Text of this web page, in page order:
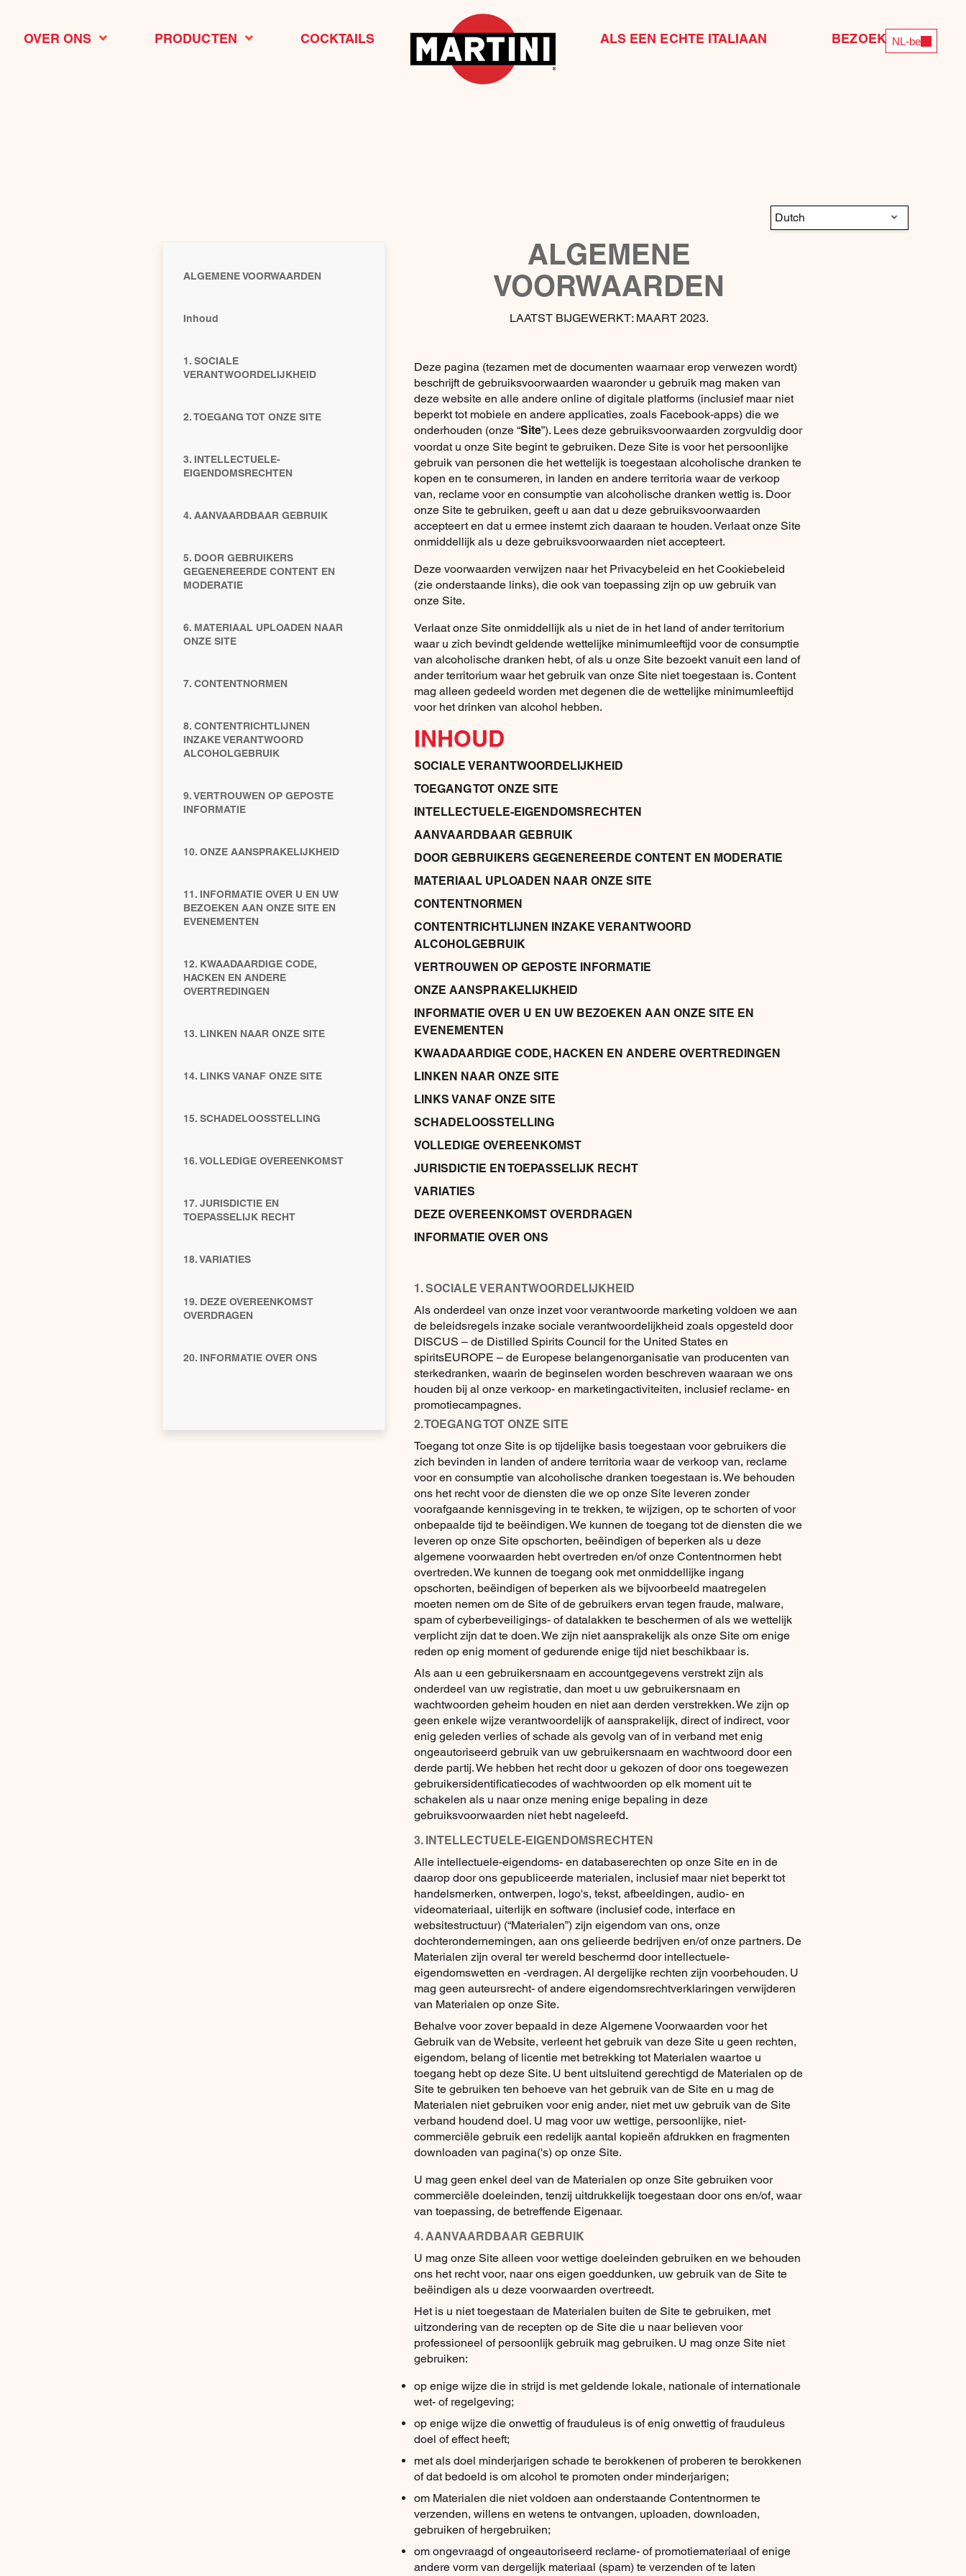
OVER ONS PRODUCTEN COCKTAILS ALS EEN ECHTE ITALIAAN BEZOEK ONS
NL-be
Dutch
ALGEMENE VOORWAARDEN
Inhoud
1. SOCIALE
VERANTWOORDELIJKHEID
2. TOEGANG TOT ONZE SITE
3. INTELLECTUELE-
EIGENDOMSRECHTEN
4. AANVAARDBAAR GEBRUIK
5. DOOR GEBRUIKERS
GEGENEREERDE CONTENT EN
MODERATIE
6. MATERIAAL UPLOADEN NAAR
ONZE SITE
7. CONTENTNORMEN
8. CONTENTRICHTLIJNEN
INZAKE VERANTWOORD
ALCOHOLGEBRUIK
9. VERTROUWEN OP GEPOSTE
INFORMATIE
10. ONZE AANSPRAKELIJKHEID
11. INFORMATIE OVER U EN UW
BEZOEKEN AAN ONZE SITE EN
EVENEMENTEN
12. KWAADAARDIGE CODE,
HACKEN EN ANDERE
OVERTREDINGEN
13. LINKEN NAAR ONZE SITE
14. LINKS VANAF ONZE SITE
15. SCHADELOOSSTELLING
16. VOLLEDIGE OVEREENKOMST
17. JURISDICTIE EN
TOEPASSELIJK RECHT
18. VARIATIES
19. DEZE OVEREENKOMST
OVERDRAGEN
20. INFORMATIE OVER ONS
ALGEMENE
VOORWAARDEN
LAATST BIJGEWERKT: MAART 2023.
Deze pagina (tezamen met de documenten waarnaar erop verwezen wordt)
beschrijft de gebruiksvoorwaarden waaronder u gebruik mag maken van
deze website en alle andere online of digitale platforms (inclusief maar niet
beperkt tot mobiele en andere applicaties, zoals Facebook-apps) die we
onderhouden (onze “Site”). Lees deze gebruiksvoorwaarden zorgvuldig door
voordat u onze Site begint te gebruiken. Deze Site is voor het persoonlijke
gebruik van personen die het wettelijk is toegestaan alcoholische dranken te
kopen en te consumeren, in landen en andere territoria waar de verkoop
van, reclame voor en consumptie van alcoholische dranken wettig is. Door
onze Site te gebruiken, geeft u aan dat u deze gebruiksvoorwaarden
accepteert en dat u ermee instemt zich daaraan te houden. Verlaat onze Site
onmiddellijk als u deze gebruiksvoorwaarden niet accepteert.
Deze voorwaarden verwijzen naar het Privacybeleid en het Cookiebeleid
(zie onderstaande links), die ook van toepassing zijn op uw gebruik van
onze Site.
Verlaat onze Site onmiddellijk als u niet de in het land of ander territorium
waar u zich bevindt geldende wettelijke minimumleeftijd voor de consumptie
van alcoholische dranken hebt, of als u onze Site bezoekt vanuit een land of
ander territorium waar het gebruik van onze Site niet toegestaan is. Content
mag alleen gedeeld worden met degenen die de wettelijke minimumleeftijd
voor het drinken van alcohol hebben.
INHOUD
SOCIALE VERANTWOORDELIJKHEID
TOEGANG TOT ONZE SITE
INTELLECTUELE-EIGENDOMSRECHTEN
AANVAARDBAAR GEBRUIK
DOOR GEBRUIKERS GEGENEREERDE CONTENT EN MODERATIE
MATERIAAL UPLOADEN NAAR ONZE SITE
CONTENTNORMEN
CONTENTRICHTLIJNEN INZAKE VERANTWOORD
ALCOHOLGEBRUIK
VERTROUWEN OP GEPOSTE INFORMATIE
ONZE AANSPRAKELIJKHEID
INFORMATIE OVER U EN UW BEZOEKEN AAN ONZE SITE EN
EVENEMENTEN
KWAADAARDIGE CODE, HACKEN EN ANDERE OVERTREDINGEN
LINKEN NAAR ONZE SITE
LINKS VANAF ONZE SITE
SCHADELOOSSTELLING
VOLLEDIGE OVEREENKOMST
JURISDICTIE EN TOEPASSELIJK RECHT
VARIATIES
DEZE OVEREENKOMST OVERDRAGEN
INFORMATIE OVER ONS
1. SOCIALE VERANTWOORDELIJKHEID
Als onderdeel van onze inzet voor verantwoorde marketing voldoen we aan
de beleidsregels inzake sociale verantwoordelijkheid zoals opgesteld door
DISCUS – de Distilled Spirits Council for the United States en
spiritsEUROPE – de Europese belangenorganisatie van producenten van
sterkedranken, waarin de beginselen worden beschreven waaraan we ons
houden bij al onze verkoop- en marketingactiviteiten, inclusief reclame- en
promotiecampagnes.
2. TOEGANG TOT ONZE SITE
Toegang tot onze Site is op tijdelijke basis toegestaan voor gebruikers die
zich bevinden in landen of andere territoria waar de verkoop van, reclame
voor en consumptie van alcoholische dranken toegestaan is. We behouden
ons het recht voor de diensten die we op onze Site leveren zonder
voorafgaande kennisgeving in te trekken, te wijzigen, op te schorten of voor
onbepaalde tijd te beëindigen. We kunnen de toegang tot de diensten die we
leveren op onze Site opschorten, beëindigen of beperken als u deze
algemene voorwaarden hebt overtreden en/of onze Contentnormen hebt
overtreden. We kunnen de toegang ook met onmiddellijke ingang
opschorten, beëindigen of beperken als we bijvoorbeeld maatregelen
moeten nemen om de Site of de gebruikers ervan tegen fraude, malware,
spam of cyberbeveiligings- of datalakken te beschermen of als we wettelijk
verplicht zijn dat te doen. We zijn niet aansprakelijk als onze Site om enige
reden op enig moment of gedurende enige tijd niet beschikbaar is.
Als aan u een gebruikersnaam en accountgegevens verstrekt zijn als
onderdeel van uw registratie, dan moet u uw gebruikersnaam en
wachtwoorden geheim houden en niet aan derden verstrekken. We zijn op
geen enkele wijze verantwoordelijk of aansprakelijk, direct of indirect, voor
enig geleden verlies of schade als gevolg van of in verband met enig
ongeautoriseerd gebruik van uw gebruikersnaam en wachtwoord door een
derde partij. We hebben het recht door u gekozen of door ons toegewezen
gebruikersidentificatiecodes of wachtwoorden op elk moment uit te
schakelen als u naar onze mening enige bepaling in deze
gebruiksvoorwaarden niet hebt nageleefd.
3. INTELLECTUELE-EIGENDOMSRECHTEN
Alle intellectuele-eigendoms- en databaserechten op onze Site en in de
daarop door ons gepubliceerde materialen, inclusief maar niet beperkt tot
handelsmerken, ontwerpen, logo's, tekst, afbeeldingen, audio- en
videomateriaal, uiterlijk en software (inclusief code, interface en
websitestructuur) (“Materialen”) zijn eigendom van ons, onze
dochterondernemingen, aan ons gelieerde bedrijven en/of onze partners. De
Materialen zijn overal ter wereld beschermd door intellectuele-
eigendomswetten en -verdragen. Al dergelijke rechten zijn voorbehouden. U
mag geen auteursrecht- of andere eigendomsrechtverklaringen verwijderen
van Materialen op onze Site.
Behalve voor zover bepaald in deze Algemene Voorwaarden voor het
Gebruik van de Website, verleent het gebruik van deze Site u geen rechten,
eigendom, belang of licentie met betrekking tot Materialen waartoe u
toegang hebt op deze Site. U bent uitsluitend gerechtigd de Materialen op de
Site te gebruiken ten behoeve van het gebruik van de Site en u mag de
Materialen niet gebruiken voor enig ander, niet met uw gebruik van de Site
verband houdend doel. U mag voor uw wettige, persoonlijke, niet-
commerciële gebruik een redelijk aantal kopieën afdrukken en fragmenten
downloaden van pagina('s) op onze Site.
U mag geen enkel deel van de Materialen op onze Site gebruiken voor
commerciële doeleinden, tenzij uitdrukkelijk toegestaan door ons en/of, waar
van toepassing, de betreffende Eigenaar.
4. AANVAARDBAAR GEBRUIK
U mag onze Site alleen voor wettige doeleinden gebruiken en we behouden
ons het recht voor, naar ons eigen goeddunken, uw gebruik van de Site te
beëindigen als u deze voorwaarden overtreedt.
Het is u niet toegestaan de Materialen buiten de Site te gebruiken, met
uitzondering van de recepten op de Site die u naar believen voor
professioneel of persoonlijk gebruik mag gebruiken. U mag onze Site niet
gebruiken:
op enige wijze die in strijd is met geldende lokale, nationale of internationale
wet- of regelgeving;
op enige wijze die onwettig of frauduleus is of enig onwettig of frauduleus
doel of effect heeft;
met als doel minderjarigen schade te berokkenen of proberen te berokkenen
of dat bedoeld is om alcohol te promoten onder minderjarigen;
om Materialen die niet voldoen aan onderstaande Contentnormen te
verzenden, willens en wetens te ontvangen, uploaden, downloaden,
gebruiken of hergebruiken;
om ongevraagd of ongeautoriseerd reclame- of promotiemateriaal of enige
andere vorm van dergelijk materiaal (spam) te verzenden of te laten